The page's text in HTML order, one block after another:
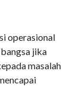
operasional
jika
masalah